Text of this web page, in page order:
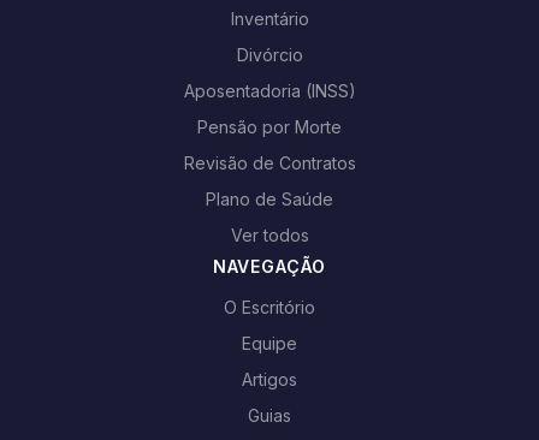
Inventário
Divórcio
Aposentadoria (INSS)
Pensão por Morte
Revisão de Contratos
Plano de Saúde
Ver todos
NAVEGAÇÃO
O Escritório
Equipe
Artigos
Guias